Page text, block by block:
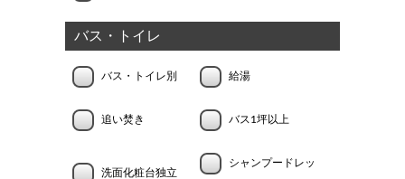
バス・トイレ
バス・トイレ別 給湯
追い焚き バス1坪以上
洗面化粧台独立
シャンプードレッ